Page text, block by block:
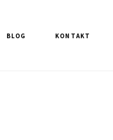
BLOG KONTAKT